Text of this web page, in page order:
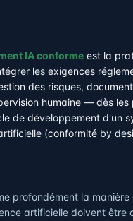
IA conforme est la
les exigences
des risques,
humaine — dès les
de développement d'un
(conformité by
profondément la manière
artificielle doivent être